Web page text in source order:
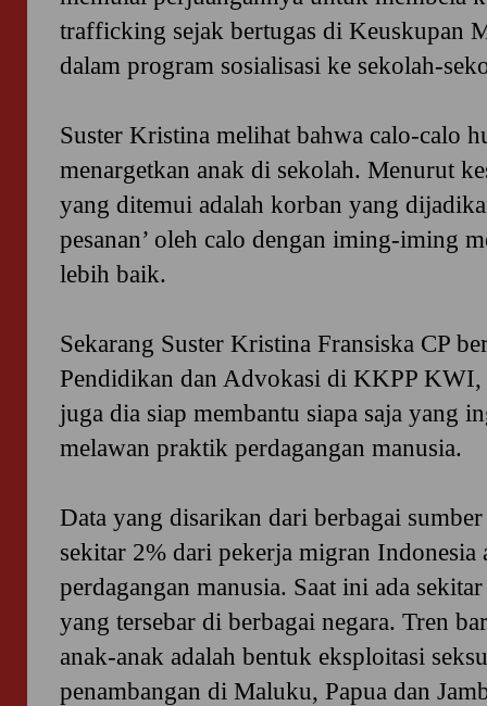
trafficking sejak bertugas di Keuskupan
dalam program sosialisasi ke sekolah-
Suster Kristina melihat bahwa calo-calo
menargetkan anak di sekolah. Menurut
yang ditemui adalah korban yang
pesanan’ oleh calo dengan iming-iming
lebih baik.
Sekarang Suster Kristina Fransiska CP
Pendidikan dan Advokasi di KKPP KWI,
juga dia siap membantu siapa saja yang
melawan praktik perdagangan manusia.
Data yang disarikan dari berbagai
sekitar 2% dari pekerja migran Indonesia
perdagangan manusia. Saat ini ada
yang tersebar di berbagai negara. Tren
anak-anak adalah bentuk eksploitasi
penambangan di Maluku, Papua dan